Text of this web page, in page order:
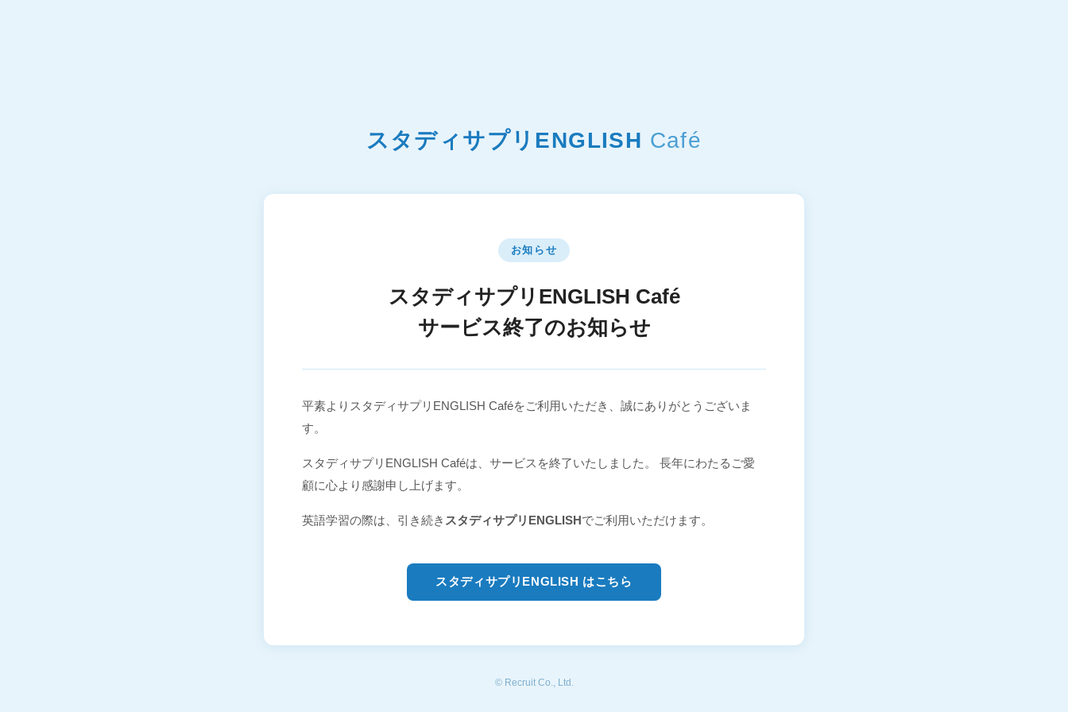
スタディサプリENGLISH Café
お知らせ
スタディサプリENGLISH Café
サービス終了のお知らせ
平素よりスタディサプリENGLISH Caféをご利用いただき、誠にありがとうございま
す。
スタディサプリENGLISH Caféは、サービスを終了いたしました。 長年にわたるご愛
顧に心より感謝申し上げます。
英語学習の際は、引き続き スタディサプリENGLISHでご利用いただけます。
スタディサプリENGLISH はこちら
© Recruit Co., Ltd.